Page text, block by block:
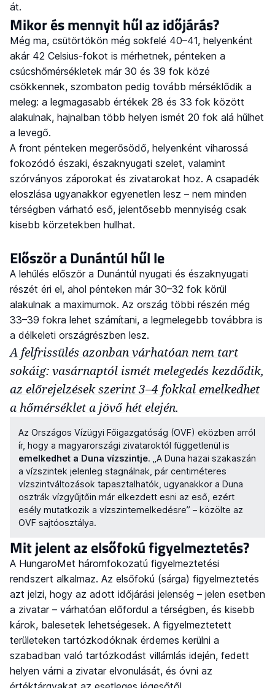
át.
Mikor és mennyit hűl az időjárás?
Még ma, csütörtökön még sokfelé 40–41, helyenként
akár 42 Celsius-fokot is mérhetnek, pénteken a
csúcshőmérsékletek már 30 és 39 fok közé
csökkennek, szombaton pedig tovább mérséklődik a
meleg: a legmagasabb értékek 28 és 33 fok között
alakulnak, hajnalban több helyen ismét 20 fok alá hűlhet
a levegő.
A front pénteken megerősödő, helyenként viharossá
fokozódó északi, északnyugati szelet, valamint
szórványos záporokat és zivatarokat hoz. A csapadék
eloszlása ugyanakkor egyenetlen lesz – nem minden
térségben várható eső, jelentősebb mennyiség csak
kisebb körzetekben hullhat.
Először a Dunántúl hűl le
A lehűlés először a Dunántúl nyugati és északnyugati
részét éri el, ahol pénteken már 30–32 fok körül
alakulnak a maximumok. Az ország többi részén még
33–39 fokra lehet számítani, a legmelegebb továbbra is
a délkeleti országrészben lesz.
A felfrissülés azonban várhatóan nem tart
sokáig: vasárnaptól ismét melegedés kezdődik,
az előrejelzések szerint 3–4 fokkal emelkedhet
a hőmérséklet a jövő hét elején.
Az Országos Vízügyi Főigazgatóság (OVF) eközben arról
ír, hogy a magyarországi zivataroktól függetlenül is
emelkedhet a Duna vízszintje. „A Duna hazai szakaszán
a vízszintek jelenleg stagnálnak, pár centiméteres
vízszintváltozások tapasztalhatók, ugyanakkor a Duna
osztrák vízgyűjtőin már elkezdett esni az eső, ezért
esély mutatkozik a vízszintemelkedésre” – közölte az
OVF sajtóosztálya.
Mit jelent az elsőfokú figyelmeztetés?
A HungaroMet háromfokozatú figyelmeztetési
rendszert alkalmaz. Az elsőfokú (sárga) figyelmeztetés
azt jelzi, hogy az adott időjárási jelenség – jelen esetben
a zivatar – várhatóan előfordul a térségben, és kisebb
károk, balesetek lehetségesek. A figyelmeztetett
területeken tartózkodóknak érdemes kerülni a
szabadban való tartózkodást villámlás idején, fedett
helyen várni a zivatar elvonulását, és óvni az